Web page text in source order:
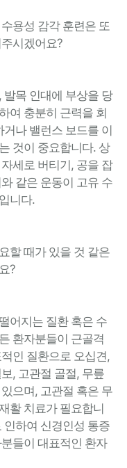
용성 감각 훈련은 또
시겠어요?
발목 인대에 부상을 당
여 충분히 근력을 회
나 밸런스 보드를 이
것이 중요합니다. 상
세로 버티기, 공을 잡
같은 운동이 고유 수
니다.
할 때가 있을 것 같은
?
어지는 질환 혹은 수
환자분들이 근골격
인 질환으로 오십견,
, 고관절 골절, 무릎
으며, 고관절 혹은 무
활 치료가 필요합니
인하여 신경인성 통증
들이 대표적인 환자